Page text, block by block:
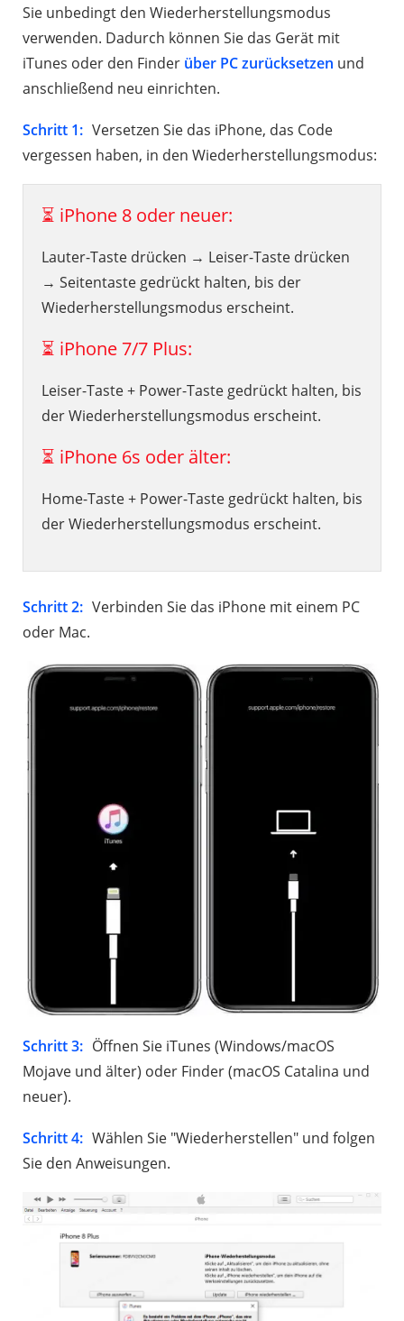
Sie unbedingt den Wiederherstellungsmodus
verwenden. Dadurch können Sie das Gerät mit
iTunes oder den Finder über PC zurücksetzen und
anschließend neu einrichten.
Schritt 1: Versetzen Sie das iPhone, das Code
vergessen haben, in den Wiederherstellungsmodus:
⏳ iPhone 8 oder neuer:
Lauter-Taste drücken → Leiser-Taste drücken
→ Seitentaste gedrückt halten, bis der
Wiederherstellungsmodus erscheint.
⏳ iPhone 7/7 Plus:
Leiser-Taste + Power-Taste gedrückt halten, bis
der Wiederherstellungsmodus erscheint.
⏳ iPhone 6s oder älter:
Home-Taste + Power-Taste gedrückt halten, bis
der Wiederherstellungsmodus erscheint.
Schritt 2: Verbinden Sie das iPhone mit einem PC
oder Mac.
Schritt 3: Öffnen Sie iTunes (Windows/macOS
Mojave und älter) oder Finder (macOS Catalina und
neuer).
Schritt 4: Wählen Sie "Wiederherstellen" und folgen
Sie den Anweisungen.